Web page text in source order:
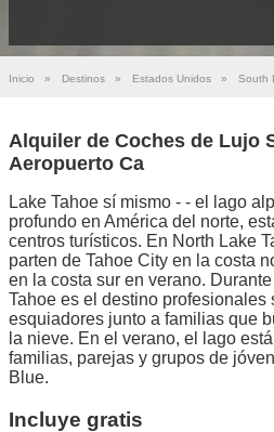
Inicio » Destinos » Estados Unidos » South
Alquiler de Coches de Lujo
Aeropuerto Ca
Lake Tahoe sí mismo - - el lago
profundo en América del norte,
centros turísticos. En North Lake
parten de Tahoe City en la costa
en la costa sur en verano.
Tahoe es el destino profesionales
esquiadores junto a familias que
la nieve. En el verano, el lago
familias, parejas y grupos de
Blue.
Incluye gratis